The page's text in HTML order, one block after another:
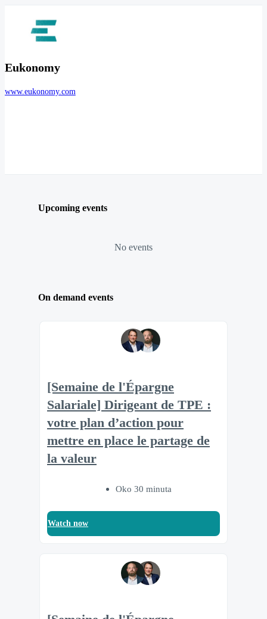
Eukonomy
www.eukonomy.com
Upcoming events
No events
On demand events
[Semaine de l'Épargne
Salariale] Dirigeant de TPE :
votre plan d’action pour
mettre en place le partage de
la valeur
Oko 30 minuta
Watch now